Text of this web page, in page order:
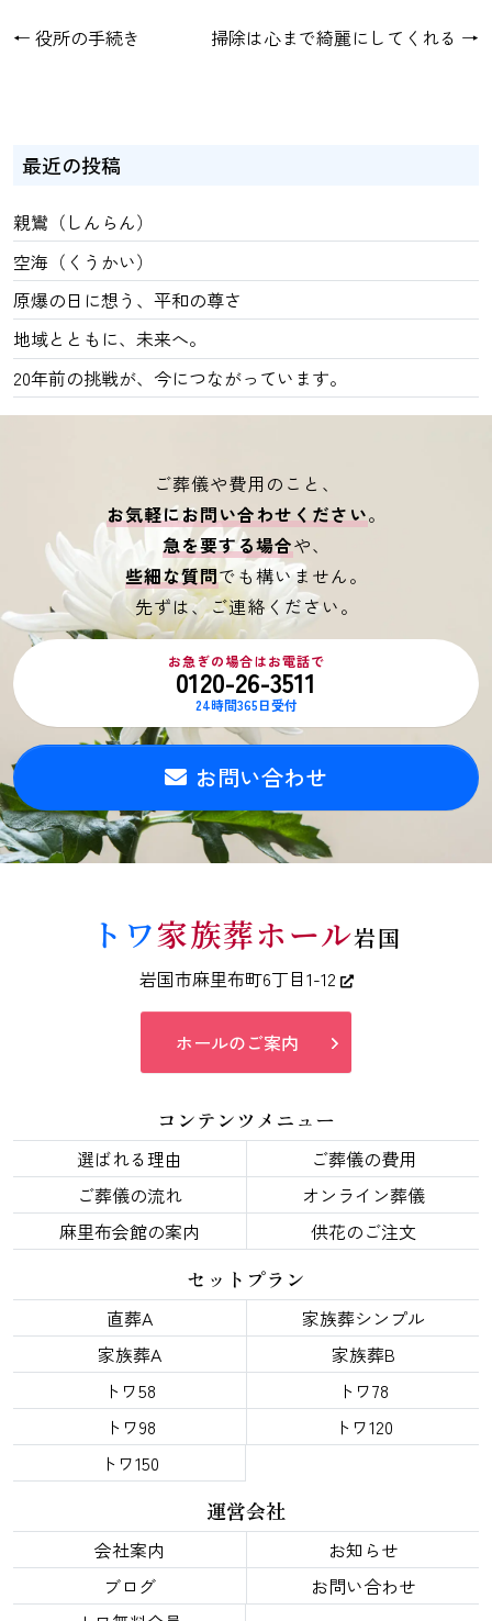
← 役所の手続き 掃除は心まで綺麗にしてくれる →
最近の投稿
親鸞（しんらん）
空海（くうかい）
原爆の日に想う、平和の尊さ
地域とともに、未来へ。
20年前の挑戦が、今につながっています。
ご葬儀や費用のこと、
お気軽にお問い合わせください。
急を要する場合や、
些細な質問でも構いません。
先ずは、ご連絡ください。
お急ぎの場合はお電話で
0120-26-3511
24時間365日受付
お問い合わせ
トワ家族葬ホール岩国
岩国市麻里布町6丁目1-12
ホールのご案内
コンテンツメニュー
選ばれる理由
ご葬儀の費用
ご葬儀の流れ
オンライン葬儀
麻里布会館の案内
供花のご注文
セットプラン
直葬A
家族葬シンプル
家族葬A
家族葬B
トワ58
トワ78
トワ98
トワ120
トワ150
運営会社
会社案内
お知らせ
ブログ
お問い合わせ